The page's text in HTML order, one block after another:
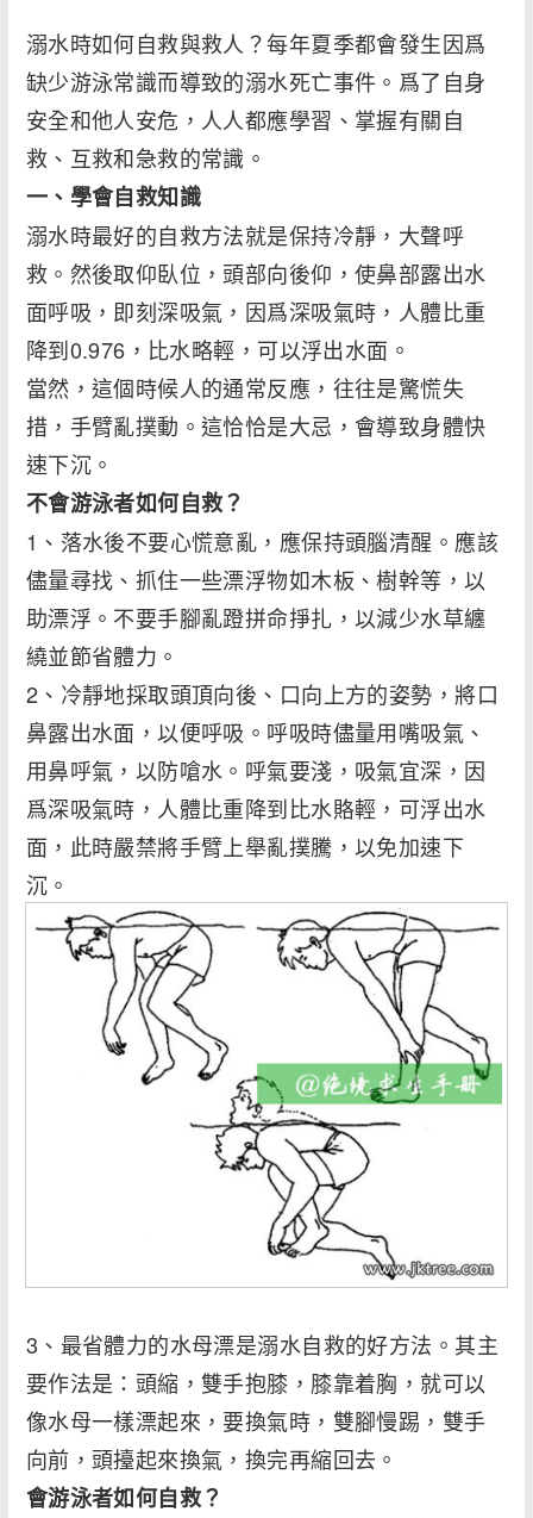
溺水時如何自救與救人？每年夏季都會發生因爲
缺少游泳常識而導致的溺水死亡事件。爲了自身
安全和他人安危，人人都應學習、掌握有關自
救、互救和急救的常識。
一、學會自救知識
溺水時最好的自救方法就是保持冷靜，大聲呼
救。然後取仰臥位，頭部向後仰，使鼻部露出水
面呼吸，即刻深吸氣，因爲深吸氣時，人體比重
降到0.976，比水略輕，可以浮出水面。
當然，這個時候人的通常反應，往往是驚慌失
措，手臂亂撲動。這恰恰是大忌，會導致身體快
速下沉。
不會游泳者如何自救？
1、落水後不要心慌意亂，應保持頭腦清醒。應該
儘量尋找、抓住一些漂浮物如木板、樹幹等，以
助漂浮。不要手腳亂蹬拼命掙扎，以減少水草纏
繞並節省體力。
2、冷靜地採取頭頂向後、口向上方的姿勢，將口
鼻露出水面，以便呼吸。呼吸時儘量用嘴吸氣、
用鼻呼氣，以防嗆水。呼氣要淺，吸氣宜深，因
爲深吸氣時，人體比重降到比水賂輕，可浮出水
面，此時嚴禁將手臂上舉亂撲騰，以免加速下
沉。
3、最省體力的水母漂是溺水自救的好方法。其主
要作法是：頭縮，雙手抱膝，膝靠着胸，就可以
像水母一樣漂起來，要換氣時，雙腳慢踢，雙手
向前，頭擡起來換氣，換完再縮回去。
會游泳者如何自救？